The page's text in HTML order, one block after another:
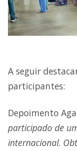
A seguir
participantes:
Depoimento
participado de
internacional.